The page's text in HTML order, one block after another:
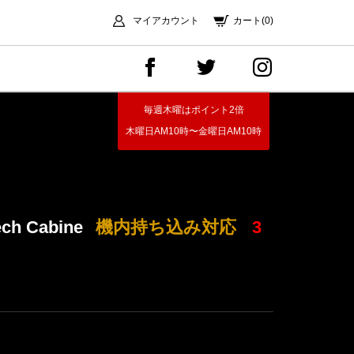
マイアカウント カート(0)
毎週木曜はポイント2倍
木曜日AM10時〜金曜日AM10時
Cabine 機内持ち込み対応 3